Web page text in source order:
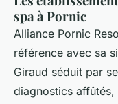
spa à Pornic
Alliance Pornic
référence avec sa
Giraud séduit par
diagnostics